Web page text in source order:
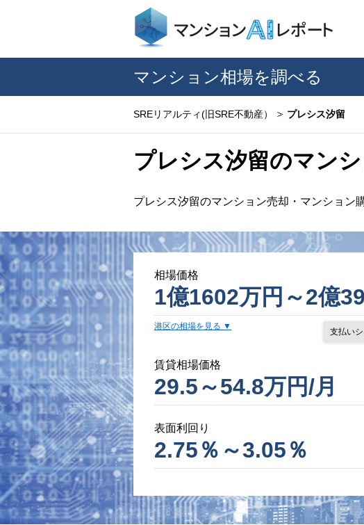
マンション相場を調べる
SREリアルティ(旧SRE不動産） プレシス汐留
プレシス汐留のマン
プレシス汐留のマンション売却・マンション
相場価格
1億1602万円～2億
港区の相場を見る
支払い
賃貸相場価格
29.5～54.8万円/月
表面利回り
2.75％～3.05％